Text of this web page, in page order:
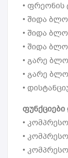
• ფრეონის
• შიდა
• შიდა
• შიდა
• გარე
• გარე
•
•
•
•